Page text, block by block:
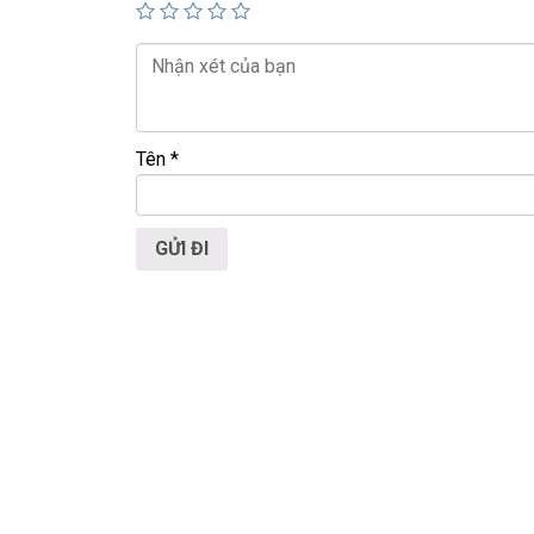
📍 Địa chỉ:60/26 Đồng Đen, P. Tân Bình, TP.HCM
🌐Website: https://laptoptrieuphat.com
Tên *